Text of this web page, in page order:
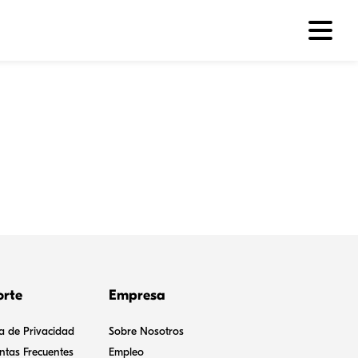
de Privacidad
Frecuentes
Empresa
Sobre Nosotros
Empleo